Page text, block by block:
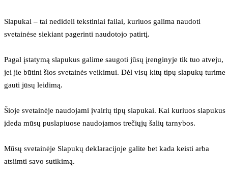
Slapukai – tai nedideli tekstiniai failai, kuriuos galima naudoti
svetainėse siekiant pagerinti naudotojo patirtį.
Pagal įstatymą slapukus galime saugoti jūsų įrenginyje tik tuo atveju,
jei jie būtini šios svetainės veikimui. Dėl visų kitų tipų slapukų turime
gauti jūsų leidimą.
Šioje svetainėje naudojami įvairių tipų slapukai. Kai kuriuos slapukus
įdeda mūsų puslapiuose naudojamos trečiųjų šalių tarnybos.
Mūsų svetainėje Slapukų deklaracijoje galite bet kada keisti arba
atsiimti savo sutikimą.